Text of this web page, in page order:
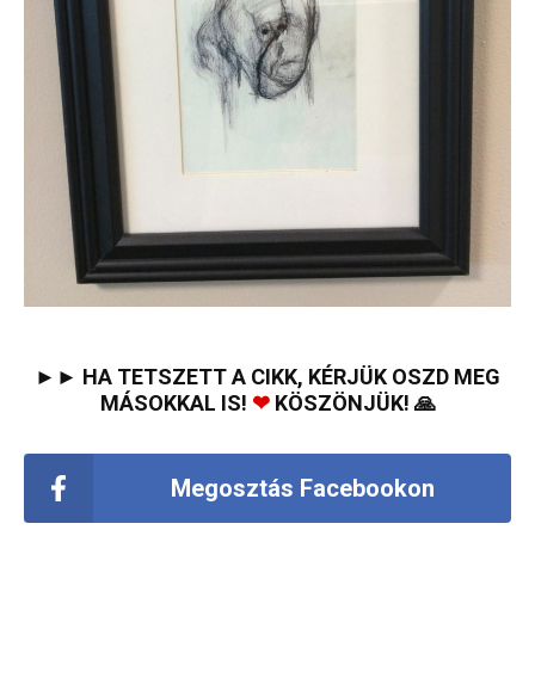
►► HA TETSZETT A CIKK, KÉRJÜK OSZD MEG
MÁSOKKAL IS! ❤KÖSZÖNJÜK! 🙏
Megosztás Facebookon